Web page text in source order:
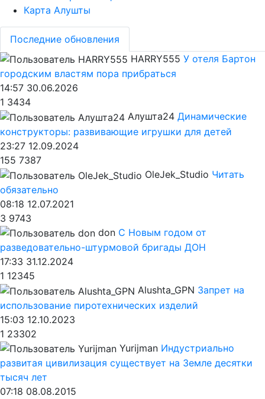
Карта Алушты
Последние обновления
HARRY555 У отеля Бартон
городским властям пора прибраться
14:57 30.06.2026
1 3434
Алушта24 Динамические
конструкторы: развивающие игрушки для детей
23:27 12.09.2024
155 7387
OleJek_Studio Читать
обязательно
08:18 12.07.2021
3 9743
don С Новым годом от
разведовательно-штурмовой бригады ДОН
17:33 31.12.2024
1 12345
Alushta_GPN Запрет на
использование пиротехнических изделий
15:03 12.10.2023
1 23302
Yurijman Индустриально
развитая цивилизация существует на Земле десятки
тысяч лет
07:18 08.08.2015